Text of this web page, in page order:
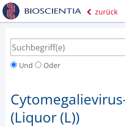
zurück
Und Oder
(Liquor (L))